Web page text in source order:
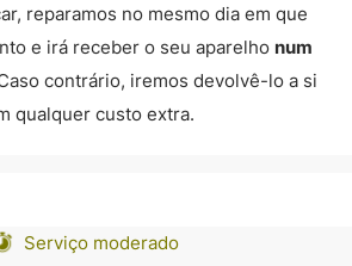
reparamos no mesmo dia em que
e irá receber o seu aparelho num
contrário, iremos devolvê-lo a si
qualquer custo extra.
Serviço moderado